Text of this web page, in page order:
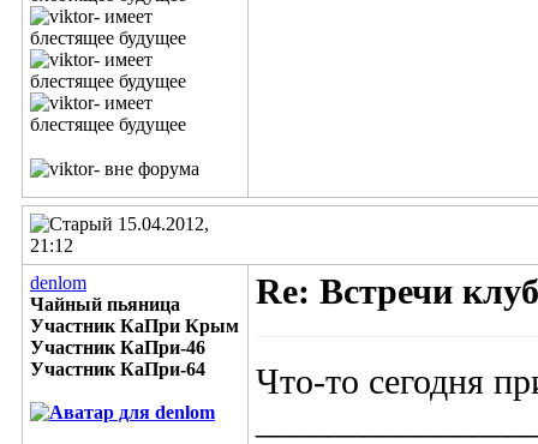
15.04.2012,
21:12
denlom
Чайный пьяница
Участник КаПри Крым
Участник КаПри-46
Участник КаПри-64
Re: Встречи
Что-то сегодня